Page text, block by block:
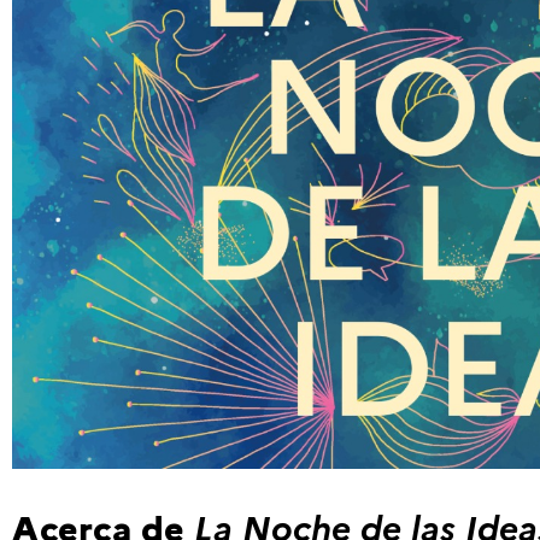
Acerca de La Noche de las